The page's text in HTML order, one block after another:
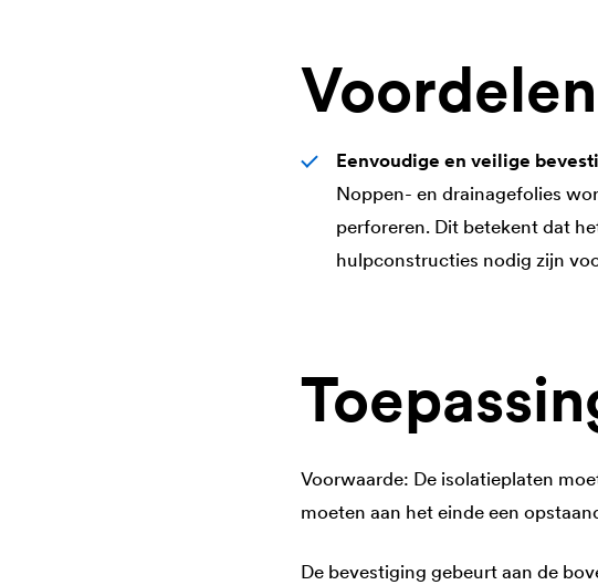
Voordelen
Eenvoudige en veilige
Noppen- en drainagefolies
perforeren. Dit betekent dat
hulpconstructies nodig zijn
Voorwaarde: De isolatieplaten
moeten aan het einde een
De bevestiging gebeurt aan de